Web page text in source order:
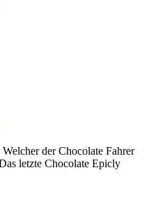
der Chocolate Fahrer
letzte Chocolate Epicly